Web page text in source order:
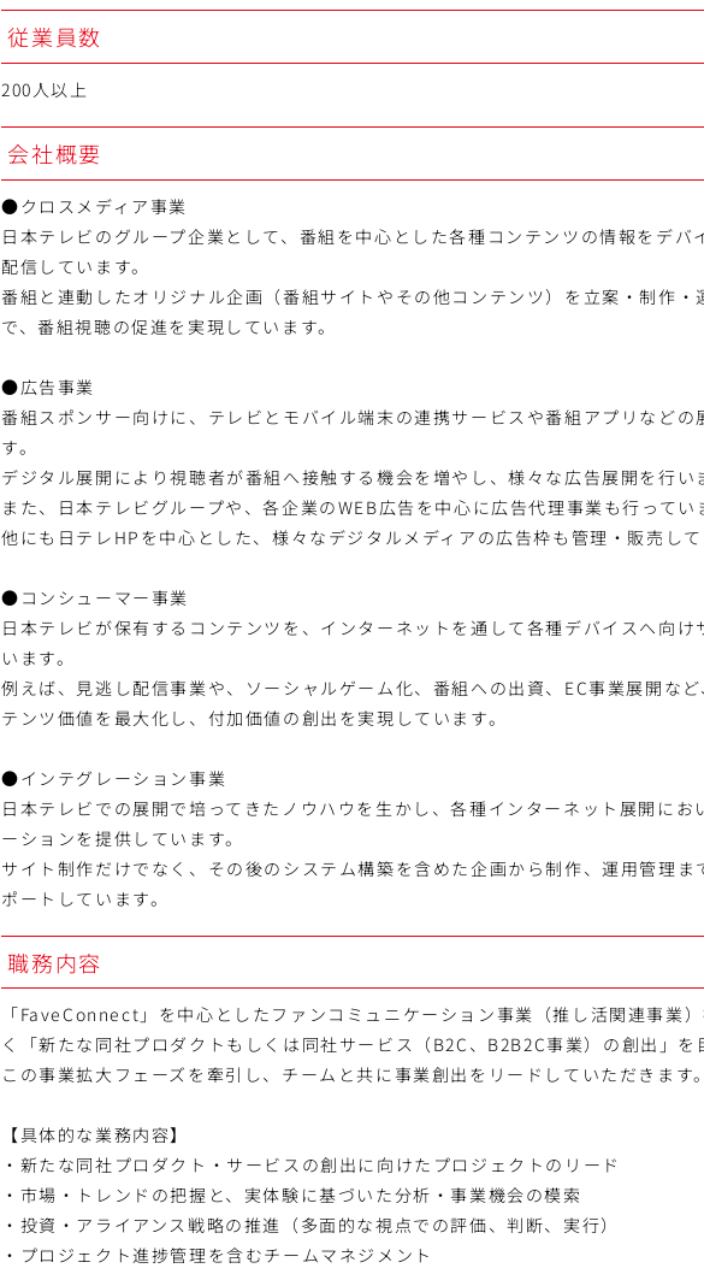
従業員数
200人以上
会社概要
●クロスメディア事業
日本テレビのグループ企業として、番組を中心とした各種コンテンツの情報をデバ
配信しています。
番組と連動したオリジナル企画（番組サイトやその他コンテンツ）を立案・制作・
で、番組視聴の促進を実現しています。
●広告事業
番組スポンサー向けに、テレビとモバイル端末の連携サービスや番組アプリなどの
す。
デジタル展開により視聴者が番組へ接触する機会を増やし、様々な広告展開を行い
また、日本テレビグループや、各企業のWEB広告を中心に広告代理事業も行ってい
他にも日テレHPを中心とした、様々なデジタルメディアの広告枠も管理・販売し
●コンシューマー事業
日本テレビが保有するコンテンツを、インターネットを通して各種デバイスへ向
います。
例えば、見逃し配信事業や、ソーシャルゲーム化、番組への出資、EC事業展開な
テンツ価値を最大化し、付加価値の創出を実現しています。
●インテグレーション事業
日本テレビでの展開で培ってきたノウハウを生かし、各種インターネット展開にお
ーションを提供しています。
サイト制作だけでなく、その後のシステム構築を含めた企画から制作、運用管理ま
ポートしています。
職務内容
「FaveConnect」を中心としたファンコミュニケーション事業（推し活関連事業
く「新たな同社プロダクトもしくは同社サービス（B2C、B2B2C事業）の創出」を
この事業拡大フェーズを牽引し、チームと共に事業創出をリードしていただきます
【具体的な業務内容】
・新たな同社プロダクト・サービスの創出に向けたプロジェクトのリード
・市場・トレンドの把握と、実体験に基づいた分析・事業機会の模索
・投資・アライアンス戦略の推進（多面的な視点での評価、判断、実行）
・プロジェクト進捗管理を含むチームマネジメント